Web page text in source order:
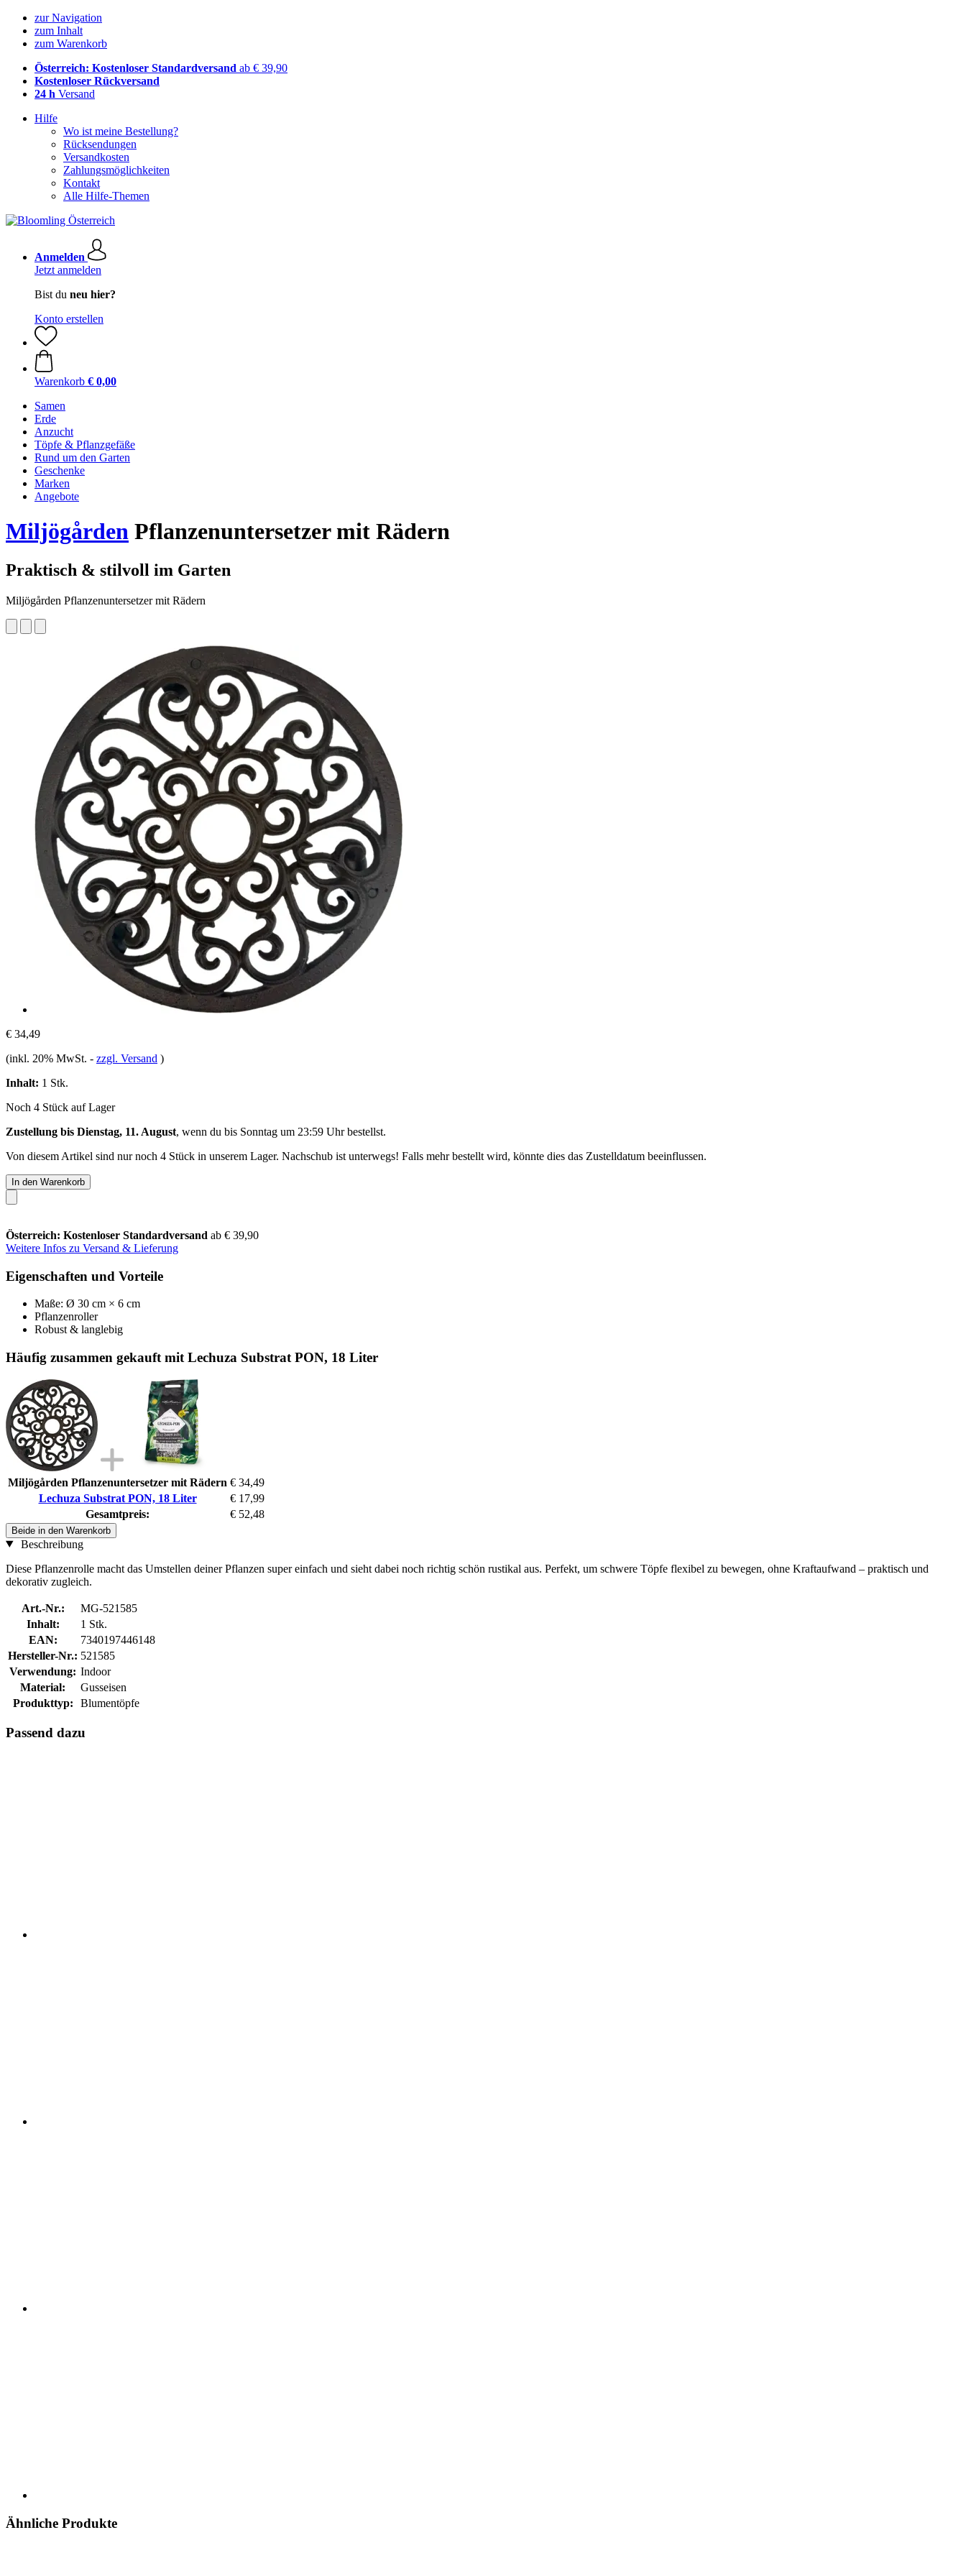
zur Navigation
zum Inhalt
zum Warenkorb
Österreich: Kostenloser Standardversand ab € 39,90
Kostenloser Rückversand
24 h Versand
Hilfe
Wo ist meine Bestellung?
Rücksendungen
Versandkosten
Zahlungsmöglichkeiten
Kontakt
Alle Hilfe-Themen
Anmelden
Jetzt anmelden
Bist du neu hier?
Konto erstellen
Warenkorb € 0,00
Samen
Erde
Anzucht
Töpfe & Pflanzgefäße
Rund um den Garten
Geschenke
Marken
Angebote
Miljögården Pflanzenuntersetzer mit Rädern
Praktisch & stilvoll im Garten
Miljögården Pflanzenuntersetzer mit Rädern
€ 34,49
(inkl. 20% MwSt. - zzgl. Versand )
Inhalt: 1 Stk.
Noch 4 Stück auf Lager
Zustellung bis Dienstag, 11. August, wenn du bis Sonntag um 23:59 Uhrbestellst.
Von diesem Artikel sind nur noch 4 Stück in unserem Lager. Nachschub ist unterwegs! Falls mehr bestellt wird, könnte dies das Zustelldatum beeinflussen.
In den Warenkorb
Österreich: Kostenloser Standardversand ab € 39,90
Weitere Infos zu Versand & Lieferung
Eigenschaften und Vorteile
Maße: Ø 30 cm × 6 cm
Pflanzenroller
Robust & langlebig
Häufig zusammen gekauft mit Lechuza Substrat PON, 18 Liter
Miljögården Pflanzenuntersetzer mit Rädern € 34,49
Lechuza Substrat PON, 18 Liter
€ 17,99
Gesamtpreis:
€ 52,48
Beide in den Warenkorb
Beschreibung
Diese Pflanzenrolle macht das Umstellen deiner Pflanzen super einfach und sieht dabei noch richtig schön rustikal aus. Perfekt, um schwere Töpfe flexibel zu bewegen, ohne Kraftaufwand – praktisch und
dekorativ zugleich.
Art.-Nr.:
MG-521585
Inhalt:
1 Stk.
EAN:
7340197446148
Hersteller-Nr.: 521585
Verwendung: Indoor
Material:
Gusseisen
Produkttyp:
Blumentöpfe
Passend dazu
Ähnliche Produkte